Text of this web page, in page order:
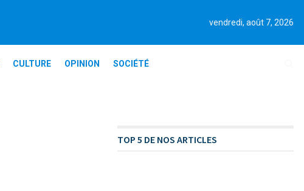
vendredi, août 7, 2026
CULTURE OPINION SOCIÉTÉ
TOP 5 DE NOS ARTICLES